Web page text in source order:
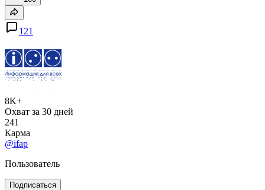
121
8K+
Охват за 30 дней
241
Карма
@ifap
Пользователь
Подписаться